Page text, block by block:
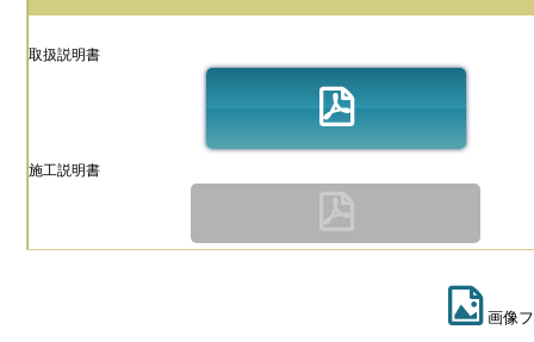
取扱説明書
施工説明書
画像